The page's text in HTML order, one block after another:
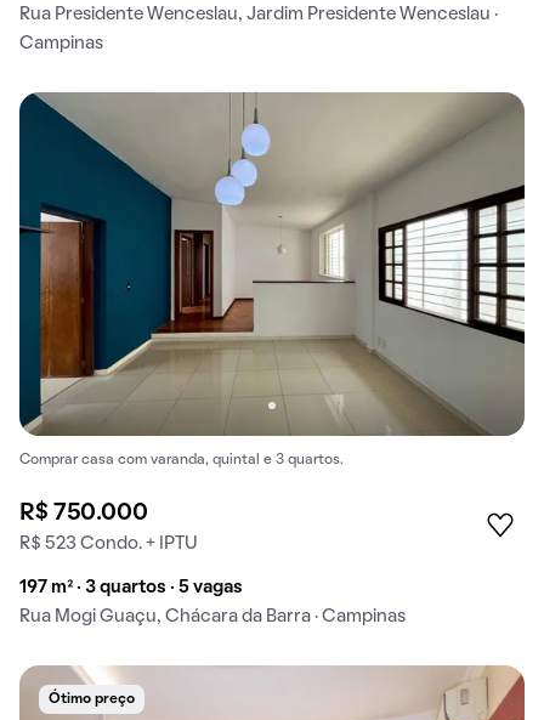
Rua Presidente Wenceslau, Jardim Presidente Wenceslau ·
Campinas
Comprar casa com varanda, quintal e 3 quartos.
R$ 750.000
R$ 523 Condo. + IPTU
197 m² · 3 quartos · 5 vagas
Rua Mogi Guaçu, Chácara da Barra · Campinas
Ótimo preço